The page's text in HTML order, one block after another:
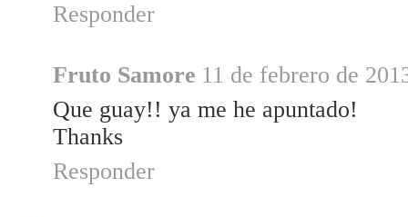
Responder
Fruto Samore 11 de febrero de
Que guay!! ya me he apuntado!
Thanks
Responder